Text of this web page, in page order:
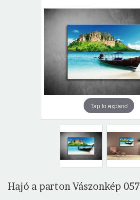
Tap to expand
Hajó a parton Vászonkép 057